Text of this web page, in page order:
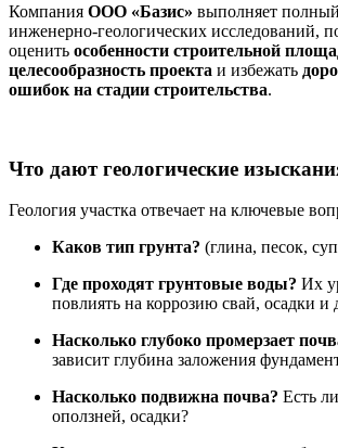
Компания ООО «Базис» выполняет
инженерно-геологических исследований,
оценить особенности строительной
целесообразность проекта и избежать
ошибок на стадии строительства.
Что дают геологические
Геология участка отвечает на ключевые
Каков тип грунта? (глина, песок,
Где проходят грунтовые воды? Их
повлиять на коррозию свай, осадки и
Насколько глубоко промерзает
зависит глубина заложения
Насколько подвижна почва? Есть
оползней, осадки?